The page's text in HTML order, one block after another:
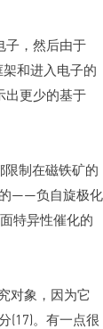
子，然后由于
和进入电子的
出更少的基于
限制在磁铁矿的
的——负自旋极化
特异性催化的
对象，因为它
(17)。有一点很